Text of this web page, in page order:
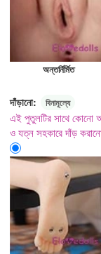
অন্তর্নির্মিত
দাঁড়ানো: বিনামূল্যে
এই পুতুলটির সাথে কোনো
ও যত্ন সহকারে দাঁড়